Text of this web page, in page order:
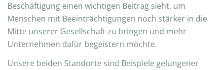
Beschäftigung einen wichtigen Beitrag sieht, um
Menschen mit Beeinträchtigungen noch stärker in die
Mitte unserer Gesellschaft zu bringen und mehr
Unternehmen dafür begeistern möchte.
Unsere beiden Standorte sind Beispiele gelungener